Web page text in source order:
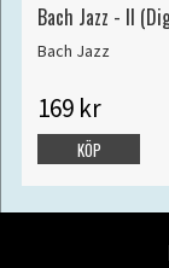
Bach Jazz - II
Bach Jazz
169 kr
KÖP